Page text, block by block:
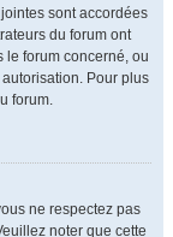
sont accordées
du forum ont
le forum concerné, ou
Pour plus
forum.
ne respectez pas
noter que cette